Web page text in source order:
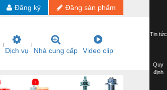
Đăng sản phẩm
Đăng ký
Dịch vụ Nhà cung cấp Video clip
Tin tức
Quy
định